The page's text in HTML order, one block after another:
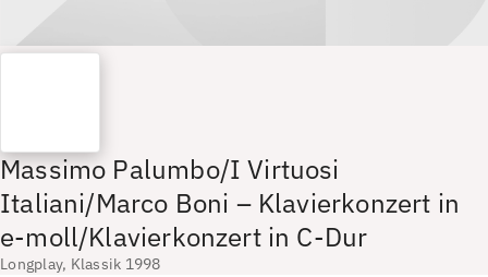
Massimo Palumbo/I Virtuosi
Italiani/Marco Boni – Klavierkonzert in
e-moll/Klavierkonzert in C-Dur
Longplay, Klassik 1998